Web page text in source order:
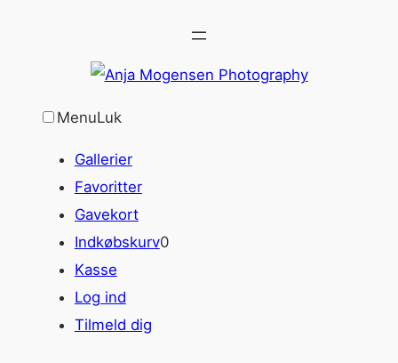
MenuLuk
Gallerier
Favoritter
Gavekort
Indkøbskurv0
Kasse
Log ind
Tilmeld dig